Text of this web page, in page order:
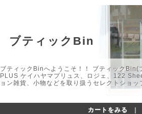
ブティックBin
ブティックBinへようこそ！！ ブティック
PLUS ケイハヤマプリュス、ロジェ、122
ョン雑貨、小物などを取り扱うセレクトショ
カートをみる